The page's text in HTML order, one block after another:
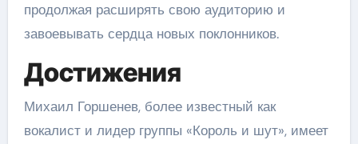
продолжая расширять свою аудиторию и
завоевывать сердца новых поклонников.
Достижения
Михаил Горшенев, более известный как
вокалист и лидер группы «Король и шут», имеет